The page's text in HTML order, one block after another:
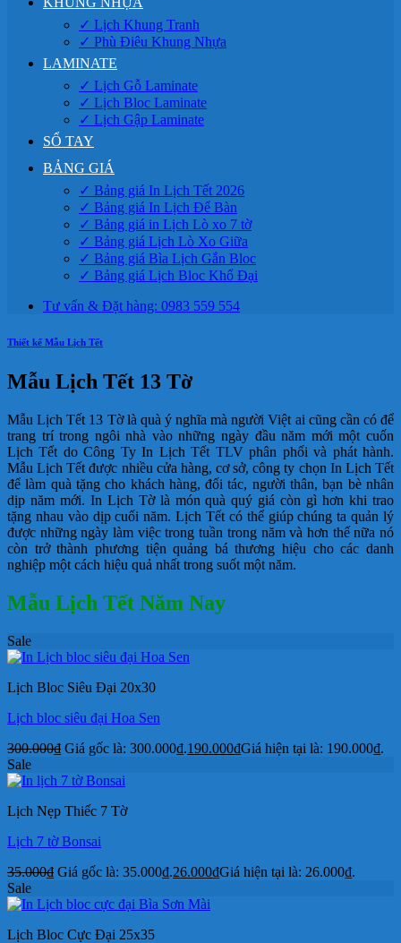
✓ Lịch Khung Tranh
✓ Phù Điêu Khung Nhựa
LAMINATE
✓ Lịch Gỗ Laminate
✓ Lịch Bloc Laminate
✓ Lịch Gập Laminate
SỔ TAY
BẢNG GIÁ
✓ Bảng giá In Lịch Tết 2026
✓ Bảng giá In Lịch Để Bàn
✓ Bảng giá in Lịch Lò xo 7 tờ
✓ Bảng giá Lịch Lò Xo Giữa
✓ Bảng giá Bìa Lịch Gắn Bloc
✓ Bảng giá Lịch Bloc Khổ Đại
Tư vấn & Đặt hàng: 0983 559 554
Thiết kế Mẫu Lịch Tết
Mẫu Lịch Tết 13 Tờ
Mẫu Lịch Tết 13 Tờ là quà ý nghĩa mà người Việt ai cũng cần có để
trang trí trong ngôi nhà vào những ngày đầu năm mới một cuốn
Lịch Tết do Công Ty In Lịch Tết TLV phân phối và phát hành.
Mẫu Lịch Tết được nhiều cửa hàng, cơ sở, công ty chọn In Lịch Tết
để làm quà tặng cho khách hàng, đối tác, người thân, bạn bè nhân
dịp năm mới. In Lịch Tờ là món quà quý giá còn gì hơn khi trao
tặng nhau vào dịp cuối năm. Lịch Tết có thể giúp chúng ta quản lý
được những ngày làm việc trong tuần trong năm và hơn thế nữa nó
còn trở thành phương tiện quảng bá thương hiệu cho các danh
nghiệp một cách hiệu quả nhất trong suốt một năm.
Mẫu Lịch Tết Năm Nay
Sale
Lịch Bloc Siêu Đại 20x30
Lịch bloc siêu đại Hoa Sen
300.000₫ Giá gốc là: 300.000₫.190.000₫Giá hiện tại là: 190.000₫.
Sale
Lịch Nẹp Thiếc 7 Tờ
Lịch 7 tờ Bonsai
35.000₫ Giá gốc là: 35.000₫.26.000₫Giá hiện tại là: 26.000₫.
Sale
Lịch Bloc Cực Đại 25x35